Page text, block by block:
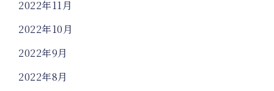
2022年11月
2022年10月
2022年9月
2022年8月